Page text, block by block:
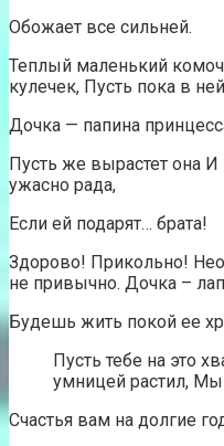
Обожает все сильней.
Теплый маленький
кулечек, Пусть пока в
Дочка — папина
Пусть же вырастет она
ужасно рада,
Если ей подарят… брата!
Здорово! Прикольно!
не привычно. Дочка –
Будешь жить покой ее
Пусть тебе на это
умницей растил,
Счастья вам на долгие